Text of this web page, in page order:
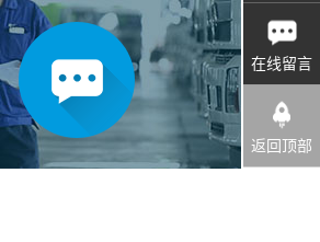
在线留言
返回顶部